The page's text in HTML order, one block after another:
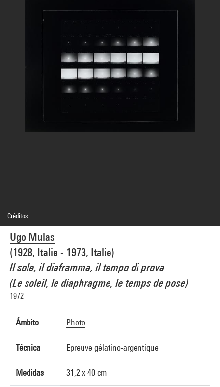
Ugo Mulas
(1928, Italie - 1973, Italie)
Il sole, il diaframma, il tempo di prova
(Le soleil, le diaphragme, le temps de pose)
1972
Ámbito Photo
Técnica Epreuve gélatino-argentique
Medidas 31,2 x 40 cm
Créditos
© droits réservés
Créditos fotográficos : Centre Pompidou, MNAM-CCI/Philippe Migeat/Dist.
GrandPalaisRmn
Referencia de la imagen : 4N12424
Difusión de la imagen :GrandPalaisRmnPhoto